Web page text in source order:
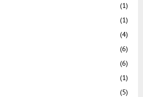
(1)
(1)
(4)
(6)
(6)
(1)
(5)